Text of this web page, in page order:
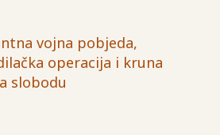
vojna pobjeda,
operacija i kruna
slobodu